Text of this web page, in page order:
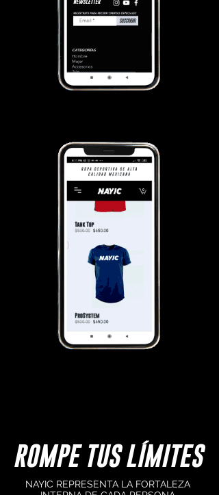
ROMPE TUS LÍMITES
NAYIC REPRESENTA LA FORTALEZA